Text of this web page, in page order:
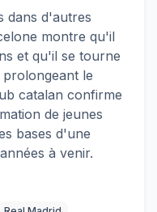
dans d'autres
montre qu'il
et qu'il se tourne
le
catalan confirme
de jeunes
bases d'une
à venir.